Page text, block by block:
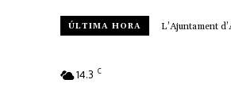
ÚLTIMA HORA L’Ajuntament
14.3 C